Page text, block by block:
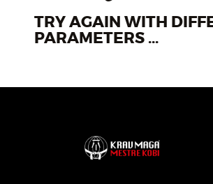
ÁREA DO ALUNO
TRY AGAIN WITH
PARAMETERS ...